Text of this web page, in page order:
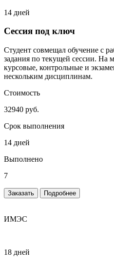
14 дней
Сессия под ключ
Студент совмещал обучение с
задания по текущей сессии. На
курсовые, контрольные и
нескольким дисциплинам.
Стоимость
32940 руб.
Срок выполнения
14 дней
Выполнено
7
Заказать Подробнее
ИМЭС
18 дней